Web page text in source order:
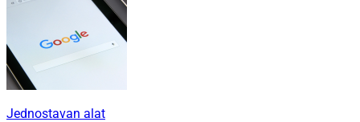
Jednostavan alat